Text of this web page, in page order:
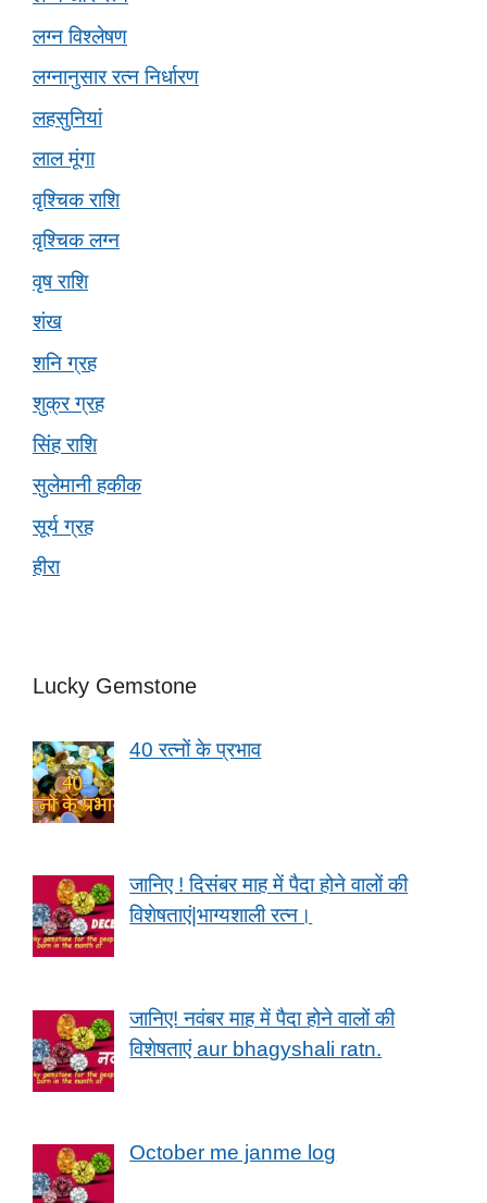
लग्न विश्लेषण
लग्नानुसार रत्न निर्धारण
लहसुनियां
लाल मूंगा
वृश्चिक राशि
वृश्चिक लग्न
वृष राशि
शंख
शनि ग्रह
शुक्र ग्रह
सिंह राशि
सुलेमानी हकीक
सूर्य ग्रह
हीरा
Lucky Gemstone
40 रत्नों के प्रभाव
जानिए ! दिसंबर माह में पैदा होने वालों की
विशेषताएं|भाग्यशाली रत्न।
जानिए! नवंबर माह में पैदा होने वालों की
विशेषताएं aur bhagyshali ratn.
October me janme log